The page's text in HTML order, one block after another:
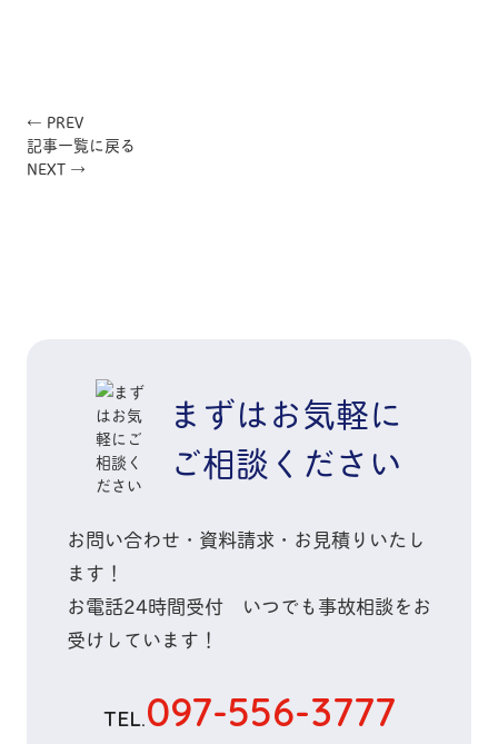
← PREV
記事一覧に戻る
NEXT →
まずはお気軽に
ご相談ください
お問い合わせ・資料請求・お見積りいたし
ます！
お電話24時間受付 いつでも事故相談をお
受けしています！
TEL.097-556-3777